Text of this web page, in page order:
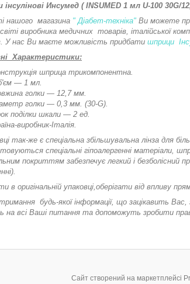
Инсумед ( INSUMED 1 мл U-100 30G/
нашого магазина " Діабет-техніка" Ви можете
виробника медичних товарів, італійської
У нас Ви маєте можливість придбати шприци
Характеристики:
шприца трикомпонентна.
— 1 мл.
голки — 12,7 мм.
голки — 0,3 мм. (30-G).
поділки шкали — 2 ед.
виробник-Італія.
так-же є спеціальна збільшувальна лінза для
спеціальні гіпоалергенні матеріали,
покриттям забезпечує легкий і безболісний
в оригінальній упаковці,оберігати від впливу
будь-якої інформації, що зацікавить
на всі Ваші питання та допоможуть зробити
Сайт створений на маркетплейсі